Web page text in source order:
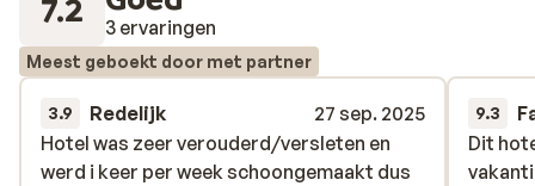
7.2 3 ervaringen
Meest geboekt door met partner
3.9 Redelijk
27 sep. 2025
Hotel was zeer verouderd/versleten en
werd i keer per week schoongemaakt dus
Hotel was zeer verouderd/versleten en
werd i keer per week schoongemaakt dus
9.3
Dit
Dit